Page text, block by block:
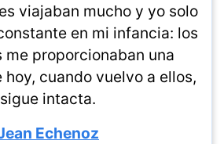
viajaban mucho y yo solo
en mi infancia: los
me proporcionaban una
cuando vuelvo a ellos,
sigue intacta.
Echenoz